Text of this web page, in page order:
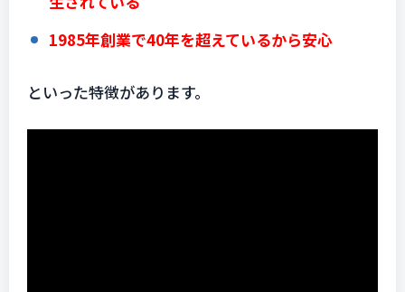
1985年創業で40年を超えているから安心
といった特徴があります。